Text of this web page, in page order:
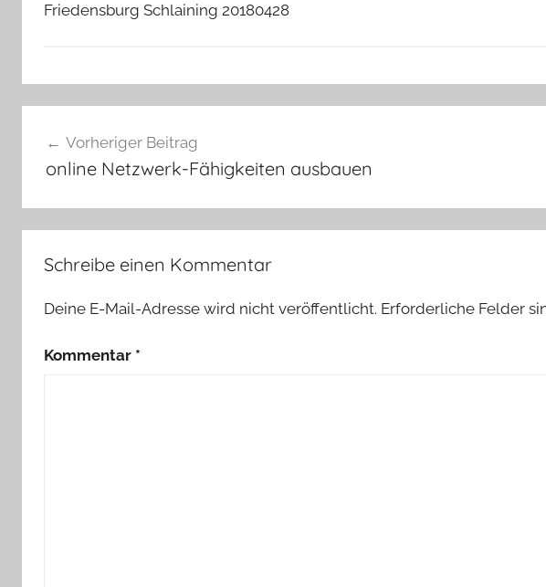
Friedensburg Schlaining 20180428
Vorheriger Beitrag
online Netzwerk-Fähigkeiten ausbauen
Schreibe einen Kommentar
Deine E-Mail-Adresse wird nicht veröffentlicht. Erforderliche Felder
Kommentar *